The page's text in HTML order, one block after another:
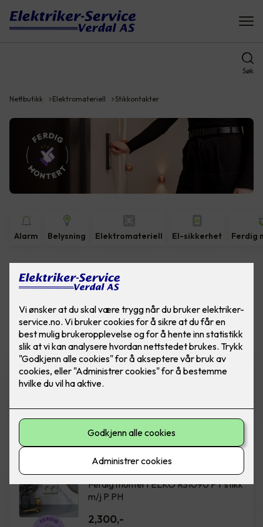
Søk
Nettbutikk Elektromateriell Stikkontakter
Alarm Belysning Elektromateriell El-sikkerhet Ferdig
Vis flerefiltre
Installasjon av ny kurs 16A og
stikkontakt
stikkontakt og kabel på inntil 15 meter.
7,900,-
Dobbel stikkontakt ELKO
Ferdig montert ELKO RS1090 PT stikk
m/j P PH
2,300,-